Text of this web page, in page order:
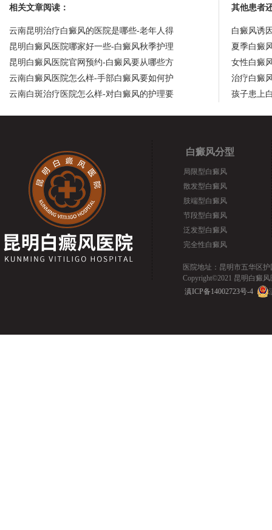
相关文章阅读：
云南昆明治疗白癜风的医院是哪些-老年人得
昆明白癜风医院哪家好一些-白癜风秋季护理
昆明白癜风医院官网预约-白癜风要从哪些方
云南白癜风医院怎么样-手部白癜风要如何护
云南白斑治疗医院怎么样-对白癜风的护理要
其他患者
白癜风诱
夏季白癜
女性白癜
治疗白癜
孩子患上
白癜风分型
局限型白癜风
散发型白癜风
肢端型白癜风
节段型白癜风
泛发型白癜风
完全性白癜风
医院地址：昆明市五华区护
Copyright©2021 昆明白癜风
滇ICP备14002723号-4